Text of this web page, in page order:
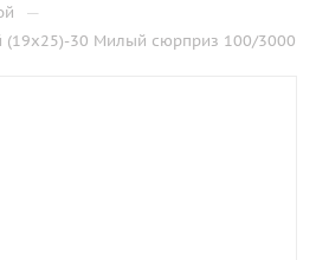
—
(19х25)-30 Милый сюрприз 100/3000